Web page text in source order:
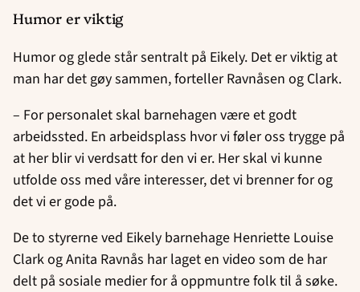
Humor er viktig
Humor og glede står sentralt på Eikely. Det er viktig at
man har det gøy sammen, forteller Ravnåsen og Clark.
– For personalet skal barnehagen være et godt
arbeidssted. En arbeidsplass hvor vi føler oss trygge på
at her blir vi verdsatt for den vi er. Her skal vi kunne
utfolde oss med våre interesser, det vi brenner for og
det vi er gode på.
De to styrerne ved Eikely barnehage Henriette Louise
Clark og Anita Ravnås har laget en video som de har
delt på sosiale medier for å oppmuntre folk til å søke.